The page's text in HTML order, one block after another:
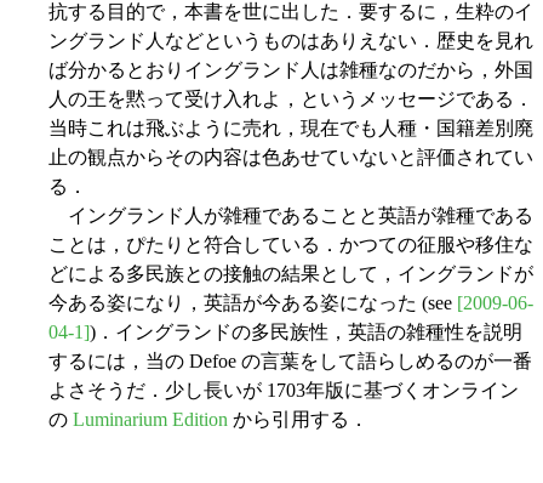
抗する目的で，本書を世に出した．要するに，生粋のイ
ングランド人などというものはありえない．歴史を見れ
ば分かるとおりイングランド人は雑種なのだから，外国
人の王を黙って受け入れよ，というメッセージである．
当時これは飛ぶように売れ，現在でも人種・国籍差別廃
止の観点からその内容は色あせていないと評価されてい
る．
イングランド人が雑種であることと英語が雑種である
ことは，ぴたりと符合している．かつての征服や移住な
どによる多民族との接触の結果として，イングランドが
今ある姿になり，英語が今ある姿になった (see [2009-06-
04-1])．イングランドの多民族性，英語の雑種性を説明
するには，当の Defoe の言葉をして語らしめるのが一番
よさそうだ．少し長いが 1703年版に基づくオンライン
の Luminarium Edition から引用する．